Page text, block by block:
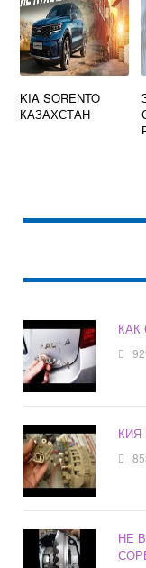
KIA SORENTO
КАЗАХСТАН
КАК
КИЯ
НЕ